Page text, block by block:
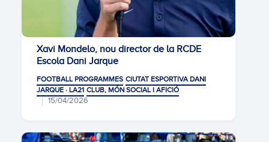
Xavi Mondelo, nou director de la RCDE
Escola Dani Jarque
FOOTBALL PROGRAMMES CIUTAT ESPORTIVA DANI
JARQUE · LA21 CLUB, MÓN SOCIAL I AFICIÓ
15/04/2026